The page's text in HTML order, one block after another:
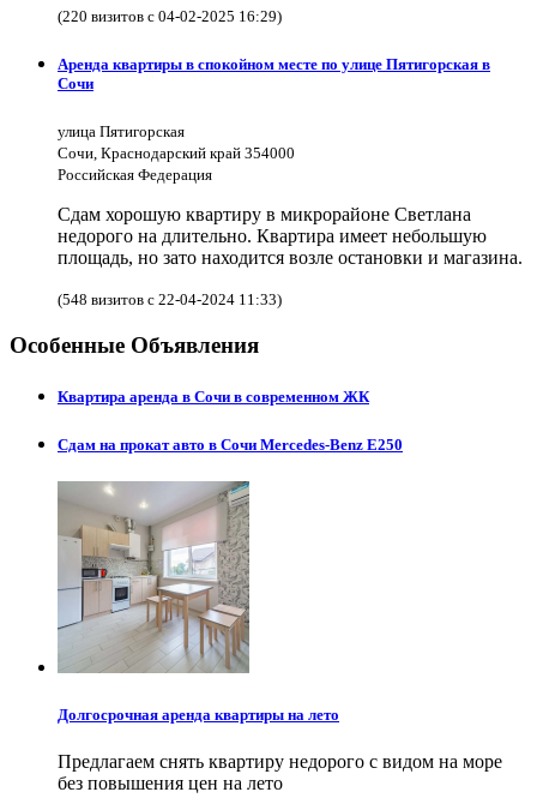
(220 визитов с 04-02-2025 16:29)
Аренда квартиры в спокойном месте по улице Пятигорская в
Сочи
улица Пятигорская
Сочи, Краснодарский край 354000
Российская Федерация
Сдам хорошую квартиру в микрорайоне Светлана
недорого на длительно. Квартира имеет небольшую
площадь, но зато находится возле остановки и магазина.
(548 визитов с 22-04-2024 11:33)
Особенные Объявления
Квартира аренда в Сочи в современном ЖК
Сдам на прокат авто в Сочи Mercedes-Benz E250
Долгосрочная аренда квартиры на лето
Предлагаем снять квартиру недорого с видом на море
без повышения цен на лето